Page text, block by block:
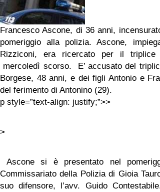
Francesco Ascone, di 36 anni,
pomeriggio alla polizia. Ascone,
Rizziconi, era ricercato per il triplice
mercoledì scorso. E’ accusato del
Borgese, 48 anni, e dei figli Antonio e
del ferimento di Antonino (29).
p style=”text-align: justify;”>>
>
Ascone si è presentato nel
Commissariato della Polizia di Gioia
suo difensore, l’avv. Guido